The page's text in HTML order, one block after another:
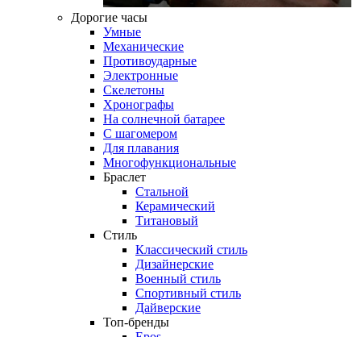
Дорогие часы
Умные
Механические
Противоударные
Электронные
Скелетоны
Хронографы
На солнечной батарее
С шагомером
Для плавания
Многофункциональные
Браслет
Стальной
Керамический
Титановый
Стиль
Классический стиль
Дизайнерские
Военный стиль
Спортивный стиль
Дайверские
Топ-бренды